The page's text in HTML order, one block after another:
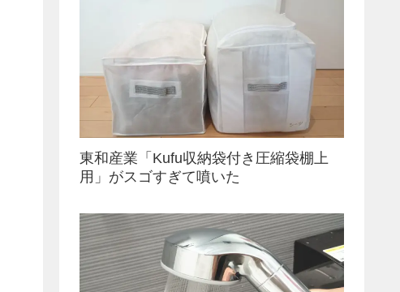
東和産業「Kufu収納袋付き圧縮袋棚上
用」がスゴすぎて噴いた